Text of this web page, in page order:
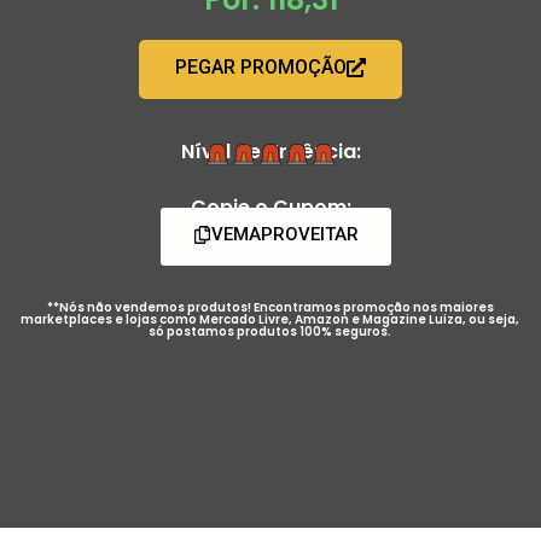
PEGAR PROMOÇÃO
Nível de Urgência:
Copie o Cupom:
VEMAPROVEITAR
**Nós não vendemos produtos! Encontramos promoção nos maiores
marketplaces e lojas como Mercado Livre, Amazon e Magazine Luiza, ou seja,
só postamos produtos 100% seguros.